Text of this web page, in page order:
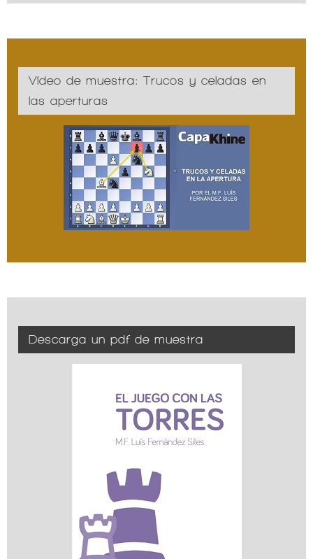
Vídeo de muestra: Trucos y celadas en
las aperturas
Descarga un pdf de muestra